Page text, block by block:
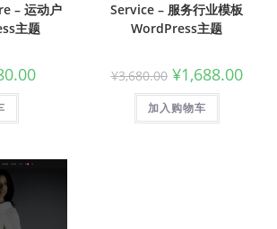
– 运动户
主题
Service – 服务行业模板
WordPress主题
¥3,680.00 ¥1,688.00
加入购物车